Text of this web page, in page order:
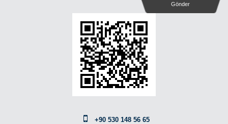
Gönder
+90 530 148 56 65